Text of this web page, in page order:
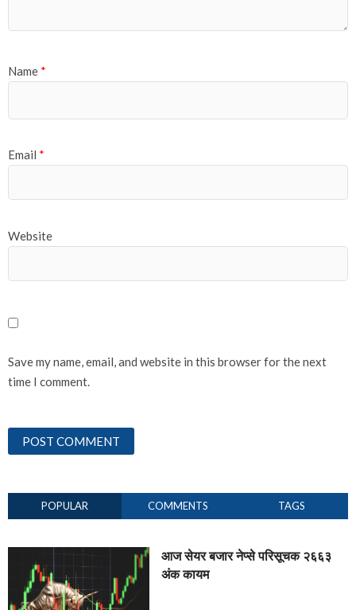
Name *
Email *
Website
Save my name, email, and website in this browser for the next
time I comment.
POPULAR COMMENTS TAGS
आज सेयर बजार नेप्से परिसूचक २६६३
अंक कायम